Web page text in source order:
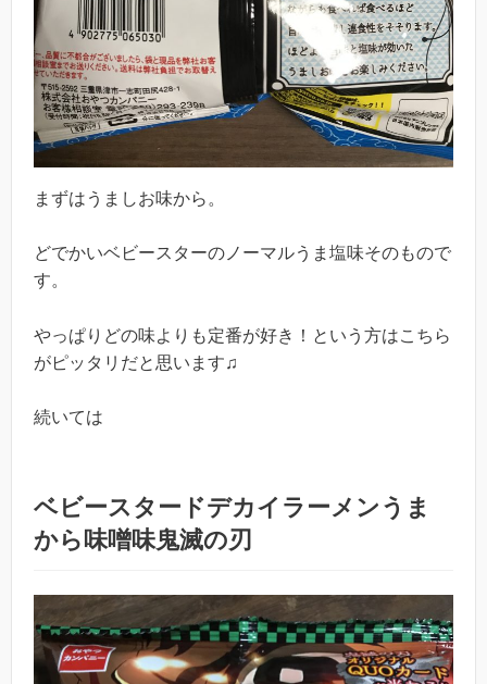
まずはうましお味から。
どでかいベビースターのノーマルうま塩味そのもので
す。
やっぱりどの味よりも定番が好き！という方はこちら
がピッタリだと思います♫
続いては
ベビースタードデカイラーメンうま
から味噌味鬼滅の刃